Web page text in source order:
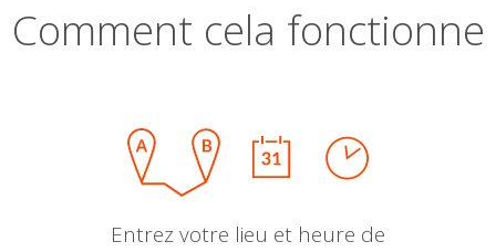
Comment cela fonctionne
Entrez votre lieu et heure de